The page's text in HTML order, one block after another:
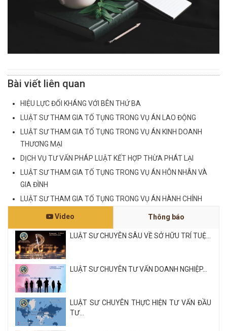
Bài viết liên quan
HIỆU LỰC ĐỐI KHÁNG VỚI BÊN THỨ BA
LUẬT SƯ THAM GIA TỐ TỤNG TRONG VỤ ÁN LAO ĐỘNG
LUẬT SƯ THAM GIA TỐ TỤNG TRONG VỤ ÁN KINH DOANH
THƯƠNG MẠI
DỊCH VỤ TƯ VẤN PHÁP LUẬT KẾT HỢP THỪA PHÁT LẠI
LUẬT SƯ THAM GIA TỐ TỤNG TRONG VỤ ÁN HÔN NHÂN VÀ
GIA ĐÌNH
LUẬT SƯ THAM GIA TỐ TỤNG TRONG VỤ ÁN HÀNH CHÍNH
Video Thông báo
LUẬT SƯ CHUYÊN SÂU VỀ SỞ HỮU TRÍ TUỆ...
LUẬT SƯ CHUYÊN TƯ VẤN DOANH NGHIỆP...
LUẬT SƯ CHUYÊN THỰC HIỆN TƯ VẤN ĐẦU
TƯ...